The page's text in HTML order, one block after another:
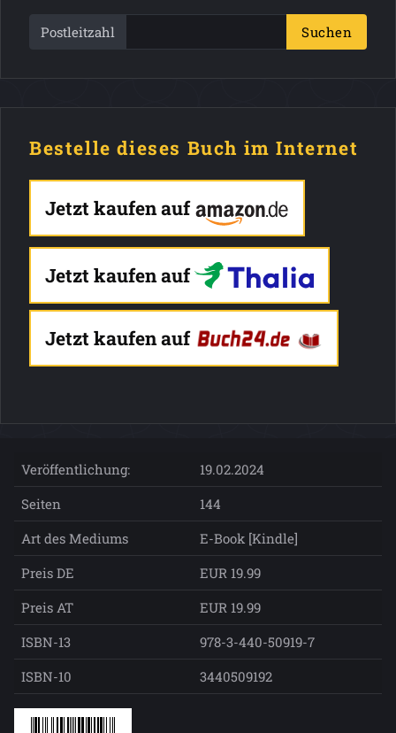
Postleitzahl Suchen
Bestelle dieses Buch im Internet
Jetzt kaufen auf
Jetzt kaufen auf
Jetzt kaufen auf
Veröffentlichung:
19.02.2024
Seiten
144
Art des Mediums
E-Book [Kindle]
Preis DE
EUR 19.99
Preis AT
EUR 19.99
ISBN-13
978-3-440-50919-7
ISBN-10
3440509192